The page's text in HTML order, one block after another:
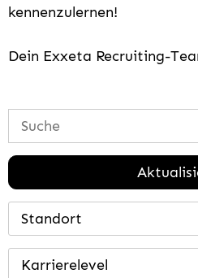
kennenzulernen!
Dein Exxeta Recruiting-
Standort
Karrierelevel